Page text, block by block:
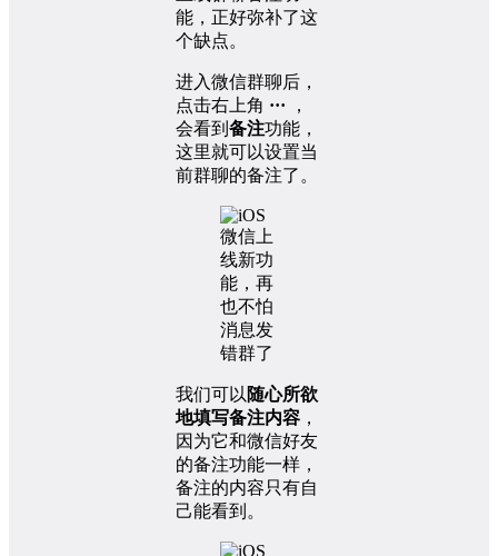
能，正好弥补了这
个缺点。
进入微信群聊后，
点击右上角 ··· ，
会看到 备注功能，
这里就可以设置当
前群聊的备注了。
我们可以 随心所欲
地填写备注内容 ，
因为它和微信好友
的备注功能一样，
备注的内容只有自
己能看到。